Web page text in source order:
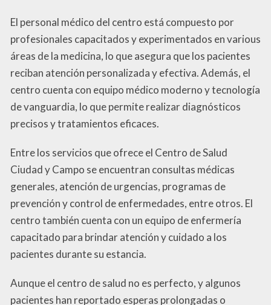
El personal médico del centro está compuesto por
profesionales capacitados y experimentados en various
áreas de la medicina, lo que asegura que los pacientes
reciban atención personalizada y efectiva. Además, el
centro cuenta con equipo médico moderno y tecnología
de vanguardia, lo que permite realizar diagnósticos
precisos y tratamientos eficaces.
Entre los servicios que ofrece el Centro de Salud
Ciudad y Campo se encuentran consultas médicas
generales, atención de urgencias, programas de
prevención y control de enfermedades, entre otros. El
centro también cuenta con un equipo de enfermería
capacitado para brindar atención y cuidado a los
pacientes durante su estancia.
Aunque el centro de salud no es perfecto, y algunos
pacientes han reportado esperas prolongadas o